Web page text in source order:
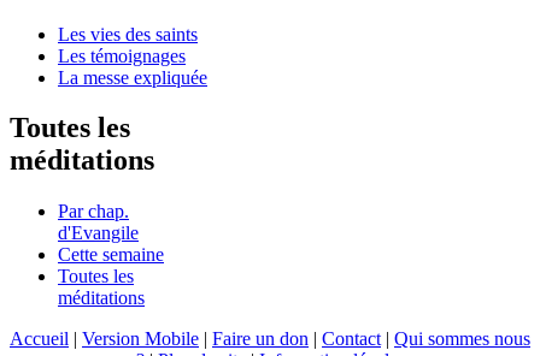
Les vies des saints
Les témoignages
La messe expliquée
Toutes les
méditations
Par chap.
d'Evangile
Cette semaine
Toutes les
méditations
Accueil | Version Mobile | Faire un don | Contact | Qui sommes nous